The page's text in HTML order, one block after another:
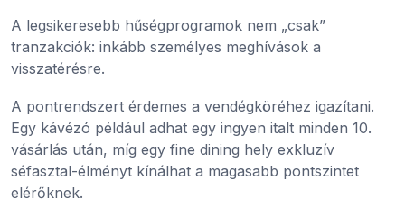
A legsikeresebb hűségprogramok nem „csak”
tranzakciók: inkább személyes meghívások a
visszatérésre.
A pontrendszert érdemes a vendégköréhez igazítani.
Egy kávézó például adhat egy ingyen italt minden 10.
vásárlás után, míg egy fine dining hely exkluzív
séfasztal-élményt kínálhat a magasabb pontszintet
elérőknek.